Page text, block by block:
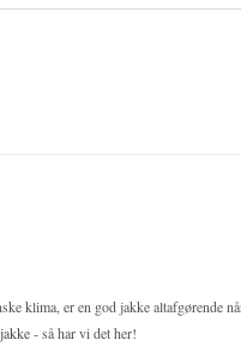
klima, er en god jakke altafgørende
- så har vi det her!